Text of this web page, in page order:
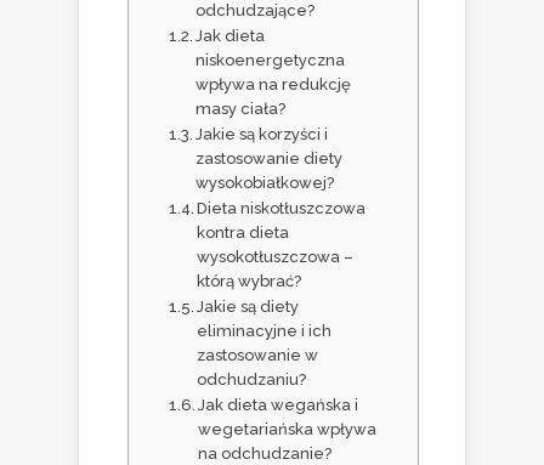
odchudzające?
Jak dieta
niskoenergetyczna
wpływa na redukcję
masy ciała?
Jakie są korzyści i
zastosowanie diety
wysokobiałkowej?
Dieta niskotłuszczowa
kontra dieta
wysokotłuszczowa –
którą wybrać?
Jakie są diety
eliminacyjne i ich
zastosowanie w
odchudzaniu?
Jak dieta wegańska i
wegetariańska wpływa
na odchudzanie?